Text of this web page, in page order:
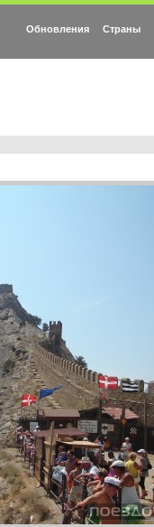
Обновления Страны